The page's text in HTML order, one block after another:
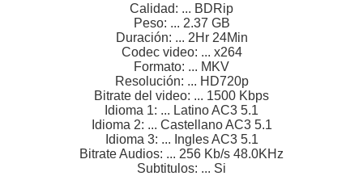
Calidad: ... BDRip
Peso: ... 2.37 GB
Duración: ... 2Hr 24Min
Codec video: ... x264
Formato: ... MKV
Resolución: ... HD720p
Bitrate del video: ... 1500 Kbps
Idioma 1: ... Latino AC3 5.1
Idioma 2: ... Castellano AC3 5.1
Idioma 3: ... Ingles AC3 5.1
Bitrate Audios: ... 256 Kb/s 48.0KHz
Subtitulos: ... Si